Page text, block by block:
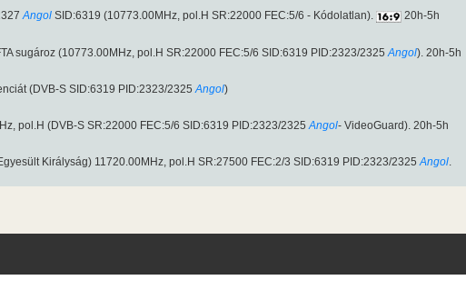
Angol SID:6319 (10773.00MHz, pol.H SR:22000 FEC:5/6 - Kódolatlan).
20h-5h
sugároz (10773.00MHz, pol.H SR:22000 FEC:5/6 SID:6319 PID:2323/2325 Angol). 20h-5h
(DVB-S SID:6319 PID:2323/2325 Angol)
pol.H (DVB-S SR:22000 FEC:5/6 SID:6319 PID:2323/2325 Angol- VideoGuard). 20h-5h
Királyság) 11720.00MHz, pol.H SR:27500 FEC:2/3 SID:6319 PID:2323/2325 Angol